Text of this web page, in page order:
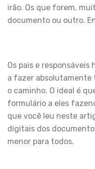
irão. Os que forem,
documento ou outro.
Os pais e
a fazer absolutamente
o caminho. O ideal é
formulário a eles
que você leu neste
digitais dos
menor para todos.